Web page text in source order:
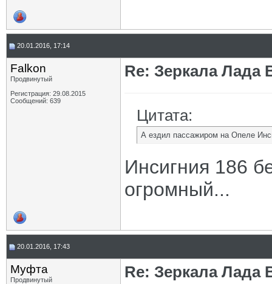
20.01.2016, 17:14
Falkon
Продвинутый
Регистрация: 29.08.2015
Сообщений: 639
Re: Зеркала Лада
Цитата:
А ездил пассажиром на Опеле
Инсигния 186
огромный...
20.01.2016, 17:43
Муфта
Продвинутый
Re: Зеркала Лада